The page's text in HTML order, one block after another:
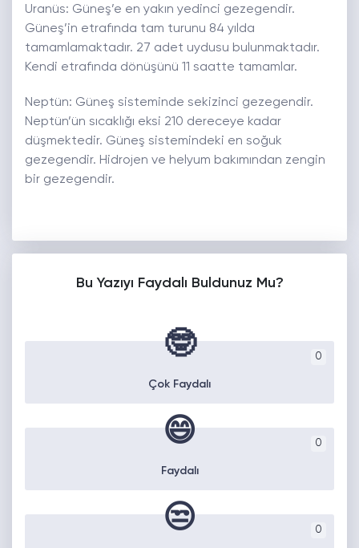
Uranüs: Güneş’e en yakın yedinci gezegendir.
Güneş’in etrafında tam turunu 84 yılda
tamamlamaktadır. 27 adet uydusu bulunmaktadır.
Kendi etrafında dönüşünü 11 saatte tamamlar.
Neptün: Güneş sisteminde sekizinci gezegendir.
Neptün’ün sıcaklığı eksi 210 dereceye kadar
düşmektedir. Güneş sistemindeki en soğuk
gezegendir. Hidrojen ve helyum bakımından zengin
bir gezegendir.
Bu Yazıyı Faydalı Buldunuz Mu?
0
🤓
Çok Faydalı
0
😄
Faydalı
0
😒